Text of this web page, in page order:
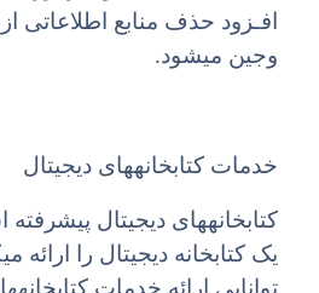
افـزود حذف منابع
وجین میشود.
خدمات کتابخانههای دیجیتال
کتابخانههای دیجیتال پیشرفته
یک کتابخانه دیجیتال را ارائه